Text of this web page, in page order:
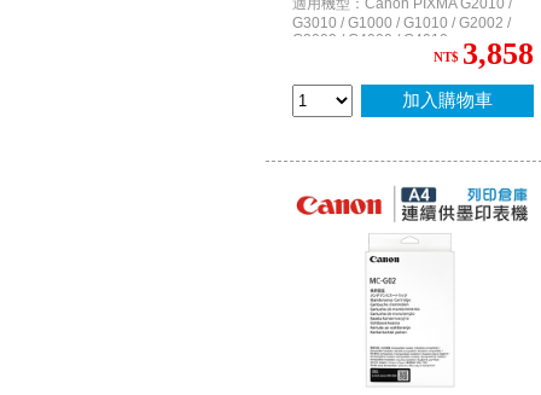
適用機型：Canon PIXMA G2010 /
G3010 / G1000 / G1010 / G2002 /
G3000 / G4000 / G4010
NT$ 3,858
加入購物車